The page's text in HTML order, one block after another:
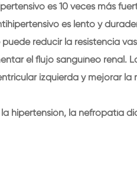
es 10 veces más
es lento y
reducir la resistencia
el flujo sanguíneo renal.
izquierda y mejorar la
hipertensión, la nefropatía